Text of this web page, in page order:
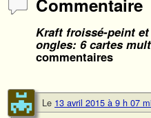
Commentaire
Kraft froissé-peint
ongles: 6 cartes
commentaires
Le 13 avril 2015 à 9 h 07